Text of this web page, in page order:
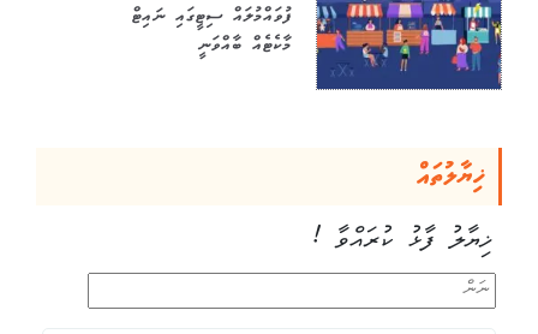
ފުވައްމުލައް ސިޓީގައި ނައިޓް
މާކެޓެއް ބާއްވަނީ
ޚިޔާލުތައް
ޚިޔާލު ފާޅު ކުރައްވާ !